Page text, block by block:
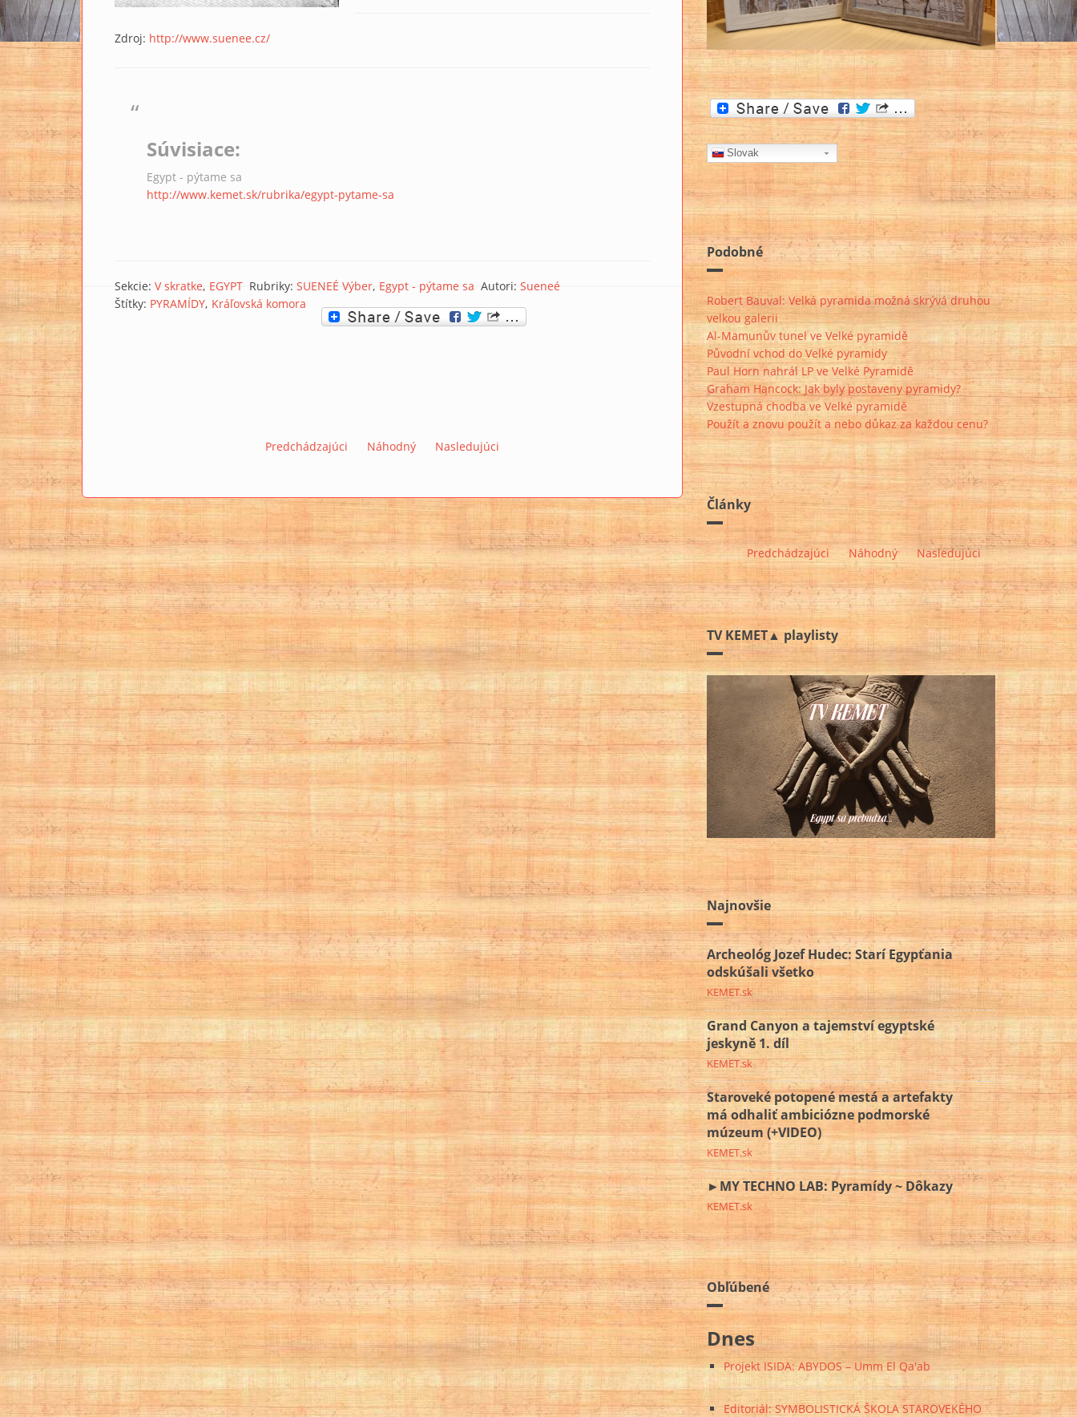
Zdroj: http://www.suenee.cz/
Súvisiace:
Egypt - pýtame sa
http://www.kemet.sk/rubrika/egypt-pytame-sa
Sekcie: V skratke EGYPT Rubriky: SUENEÉ Výber Egypt - pýtame sa Autori: Sueneé
Štítky: PYRAMÍDY Kráľovská komora
Predchádzajúci Náhodný Nasledujúci
Slovak
Podobné
Robert Bauval: Velká pyramida možná skrývá druhou
velkou galerii
Al-Mamunův tunel ve Velké pyramidě
Původní vchod do Velké pyramidy
Paul Horn nahrál LP ve Velké Pyramidě
Graham Hancock: Jak byly postaveny pyramidy?
Vzestupná chodba ve Velké pyramidě
Použít a znovu použít a nebo důkaz za každou cenu?
Články
Predchádzajúci Náhodný Nasledujúci
TV KEMET▲ playlisty
Najnovšie
Archeológ Jozef Hudec: Starí Egypťania
odskúšali všetko
KEMET.sk
Grand Canyon a tajemství egyptské
jeskyně 1. díl
KEMET.sk
Staroveké potopené mestá a artefakty
má odhaliť ambiciózne podmorské
múzeum (+VIDEO)
KEMET.sk
►MY TECHNO LAB: Pyramídy ~ Dôkazy
KEMET.sk
Obľúbené
Dnes
Projekt ISIDA: ABYDOS – Umm El Qa'ab
Editoriál: SYMBOLISTICKÁ ŠKOLA STAROVEKÉHO